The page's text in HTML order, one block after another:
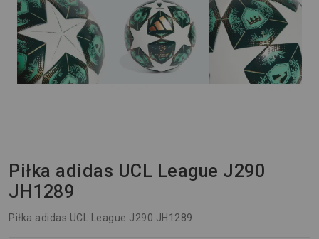
Piłka adidas UCL League J290
JH1289
Piłka adidas UCL League J290 JH1289